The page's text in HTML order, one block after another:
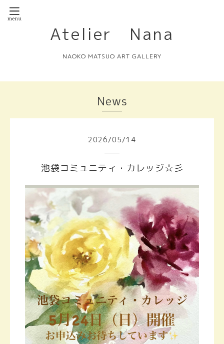
Atelier Nana
NAOKO MATSUO ART GALLERY
News
2026/05/14
池袋コミュニティ・カレッジ☆彡